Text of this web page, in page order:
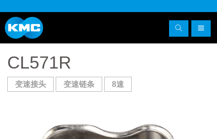
CL571R
变速接头 变速链条 8速